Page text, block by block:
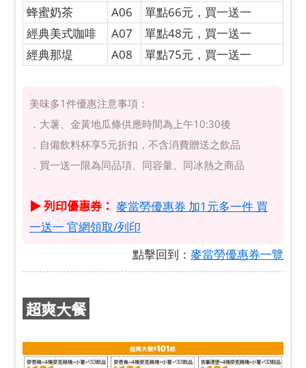
蜂蜜奶茶
A06
單點66元，買一送一
經典美式咖啡
A07
單點48元，買一送一
經典那堤
A08 單點75元，買一送一
美味多1件優惠注意事項：
．大薯、金黃地瓜條供應時間為上午10:30後
．自備飲料杯享5元折扣，不含消費贈送之飲品
．買一送一限為同品項、同容量、同冰熱之商品
▶ 列印優惠券： 麥當勞優惠券 加1元多一件 買
一送一 官網領取/列印
點擊回到： 麥當勞優惠券一覽
超爽大餐